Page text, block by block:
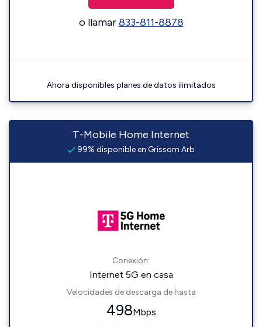
o llamar833-811-8878
Ahora disponibles planes de datos ilimitados
T-Mobile Home Internet
99% disponible en Grissom Arb
Conexión:
Internet 5G en casa
Velocidades de descarga de hasta
498Mbps